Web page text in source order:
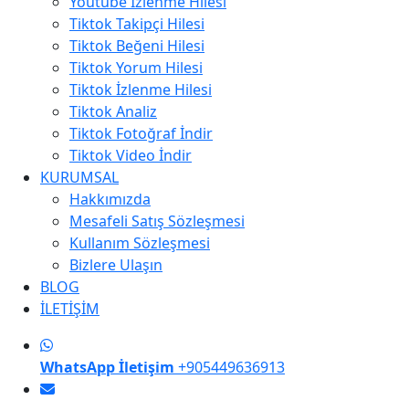
Tiktok Takipçi Hilesi
Tiktok Beğeni Hilesi
Tiktok Yorum Hilesi
Tiktok İzlenme Hilesi
Tiktok Analiz
Tiktok Fotoğraf İndir
Tiktok Video İndir
KURUMSAL
Hakkımızda
Mesafeli Satış Sözleşmesi
Kullanım Sözleşmesi
Bizlere Ulaşın
BLOG
İLETİŞİM
WhatsApp İletişim +905449636913